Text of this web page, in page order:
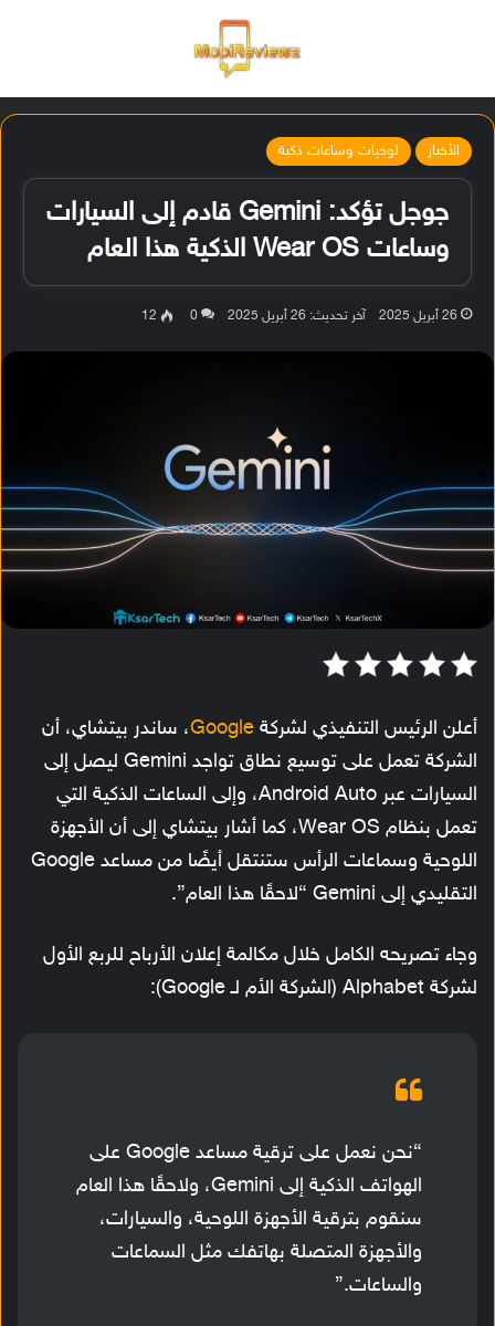
الأخبار لوحيات وساعات ذكية
جوجل تؤكد: Gemini قادم إلى السيارات
وساعات Wear OS الذكية هذا العام
26 أبريل 2025 آخر تحديث: 26 أبريل 2025 0
12
أعلن الرئيس التنفيذي لشركة Google، ساندر بيتشاي، أن
الشركة تعمل على توسيع نطاق تواجد Gemini ليصل إلى
السيارات عبر Android Auto، وإلى الساعات الذكية التي
تعمل بنظام Wear OS، كما أشار بيتشاي إلى أن الأجهزة
اللوحية وسماعات الرأس ستنتقل أيضًا من مساعد Google
التقليدي إلى Gemini “لاحقًا هذا العام”.
وجاء تصريحه الكامل خلال مكالمة إعلان الأرباح للربع الأول
لشركة Alphabet (الشركة الأم لـ Google):
“نحن نعمل على ترقية مساعد Google على
الهواتف الذكية إلى Gemini، ولاحقًا هذا العام
سنقوم بترقية الأجهزة اللوحية، والسيارات،
والأجهزة المتصلة بهاتفك مثل السماعات
والساعات.”